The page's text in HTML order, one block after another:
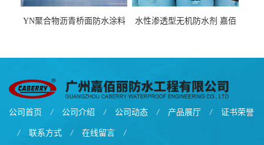
YN聚合物沥青桥面防水涂料
水性渗透型无机防水剂 嘉佰
公司首页 / 公司介绍 / 公司动态 / 产品展厅 / 证书荣誉
/ 联系方式 / 在线留言 /